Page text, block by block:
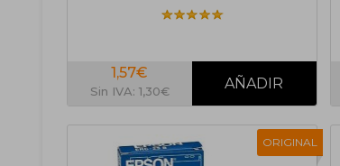
1,57€
Sin IVA: 1,30€
ORIGINAL